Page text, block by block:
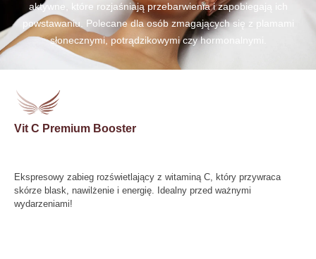
aktywne, które rozjaśniają przebarwienia i zapobiegają ich
powstawaniu. Polecane dla osób zmagających się z plamami
słonecznymi, potrądzikowymi czy hormonalnymi.
Vit C Premium Booster
Ekspresowy zabieg rozświetlający z witaminą C, który przywraca
skórze blask, nawilżenie i energię. Idealny przed ważnymi
wydarzeniami!